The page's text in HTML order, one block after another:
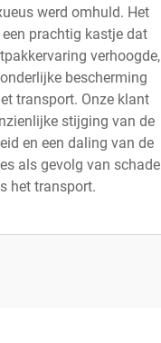
werd omhuld. Het
prachtig kastje dat
verhoogde,
bescherming
transport. Onze klant
stijging van de
en een daling van de
als gevolg van schade
het transport.